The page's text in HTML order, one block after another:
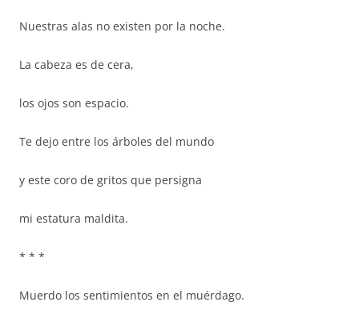
Nuestras alas no existen por la noche.
La cabeza es de cera,
los ojos son espacio.
Te dejo entre los árboles del mundo
y este coro de gritos que persigna
mi estatura maldita.
* * *
Muerdo los sentimientos en el muérdago.